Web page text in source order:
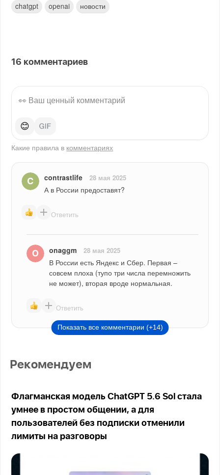
chatgpt openai новости
16 комментариев
😊
Какие правила в комментариях
contrastlife 28 мая 2025
А в России предоставят?
Ответить
onaggm 28 мая 2025
В России есть Яндекс и Сбер. Первая –
совсем плоха (тупо три числа перемножить
не может), вторая вроде нормальная.
Ответить
Показать все комментарии (+14)
Рекомендуем
Флагманская модель ChatGPT 5.6 Sol стала
умнее в простом общении, а для
пользователей без подписки отменили
лимиты на разговоры